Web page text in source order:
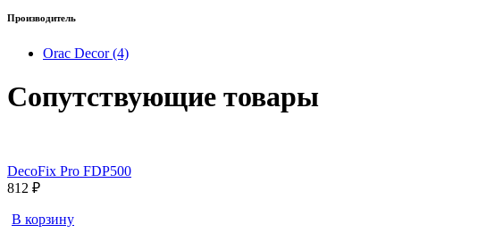
Производитель
Orac Decor (4)
Сопутствующие товары
DecoFix Pro FDP500
812 ₽
В корзину